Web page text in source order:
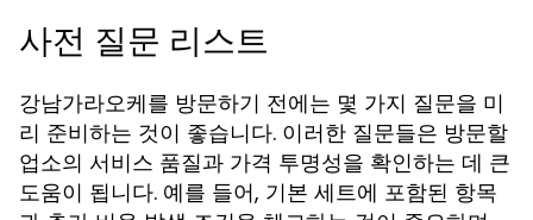
사전 질문 리스트
강남가라오케를 방문하기 전에는 몇 가지 질문을 미
리 준비하는 것이 좋습니다. 이러한 질문들은 방문할
업소의 서비스 품질과 가격 투명성을 확인하는 데 큰
도움이 됩니다. 예를 들어, 기본 세트에 포함된 항목